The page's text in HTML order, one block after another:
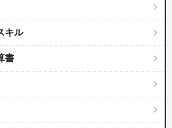
組織づくり
営業・社員研修 井上和弘の財務力UP
〈売れ筋・人気ランキング〉＆新刊・好
キル
書